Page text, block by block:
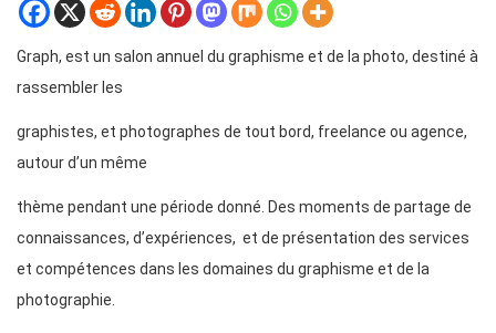
Graph, est un salon annuel du graphisme et de la photo, destiné à
rassembler les
graphistes, et photographes de tout bord, freelance ou agence,
autour d’un même
thème pendant une période donné. Des moments de partage de
connaissances, d’expériences, et de présentation des services
et compétences dans les domaines du graphisme et de la
photographie.